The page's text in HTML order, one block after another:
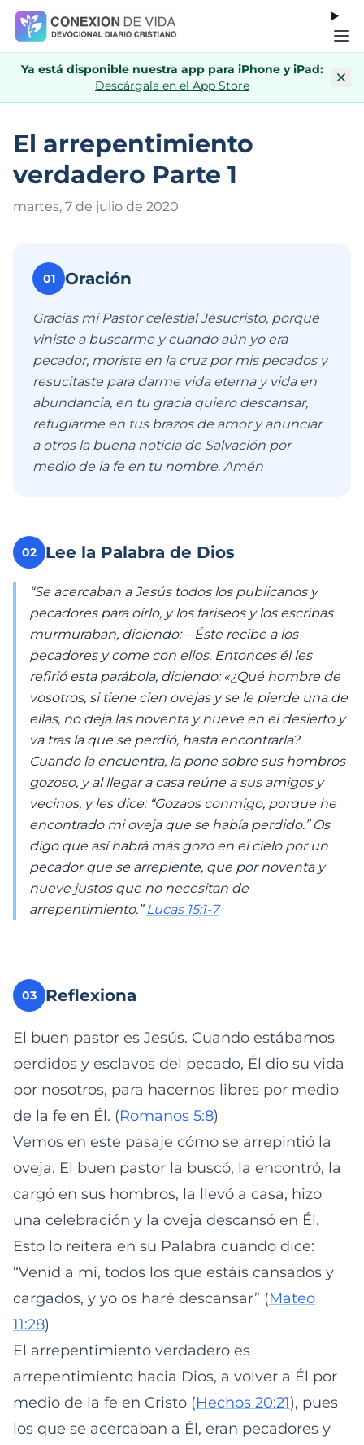
Ya está disponible nuestra app para iPhone y iPad:
Descárgala en el App Store
El arrepentimiento
verdadero Parte 1
martes, 7 de julio de 2020
01 Oración
Gracias mi Pastor celestial Jesucristo, porque
viniste a buscarme y cuando aún yo era
pecador, moriste en la cruz por mis pecados y
resucitaste para darme vida eterna y vida en
abundancia, en tu gracia quiero descansar,
refugiarme en tus brazos de amor y anunciar
a otros la buena noticia de Salvación por
medio de la fe en tu nombre. Amén
02 Lee la Palabra de Dios
“Se acercaban a Jesús todos los publicanos y
pecadores para oírlo, y los fariseos y los escribas
murmuraban, diciendo:—Éste recibe a los
pecadores y come con ellos. Entonces él les
refirió esta parábola, diciendo: «¿Qué hombre de
vosotros, si tiene cien ovejas y se le pierde una de
ellas, no deja las noventa y nueve en el desierto y
va tras la que se perdió, hasta encontrarla?
Cuando la encuentra, la pone sobre sus hombros
gozoso, y al llegar a casa reúne a sus amigos y
vecinos, y les dice: “Gozaos conmigo, porque he
encontrado mi oveja que se había perdido.” Os
digo que así habrá más gozo en el cielo por un
pecador que se arrepiente, que por noventa y
nueve justos que no necesitan de
arrepentimiento.” Lucas 15:1-7
03 Reflexiona
El buen pastor es Jesús. Cuando estábamos
perdidos y esclavos del pecado, Él dio su vida
por nosotros, para hacernos libres por medio
de la fe en Él. (Romanos 5:8)
Vemos en este pasaje cómo se arrepintió la
oveja. El buen pastor la buscó, la encontró, la
cargó en sus hombros, la llevó a casa, hizo
una celebración y la oveja descansó en Él.
Esto lo reitera en su Palabra cuando dice:
“Venid a mí, todos los que estáis cansados y
cargados, y yo os haré descansar” (Mateo
11:28)
El arrepentimiento verdadero es
arrepentimiento hacia Dios, a volver a Él por
medio de la fe en Cristo (Hechos 20:21), pues
los que se acercaban a Él, eran pecadores y